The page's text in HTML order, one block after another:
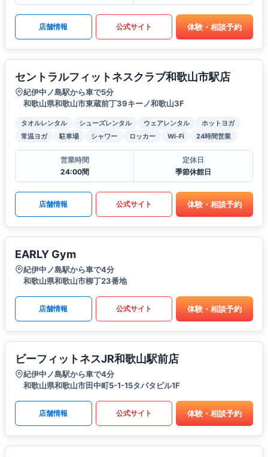
店舗情報 公式サイト 体験・相談予約
セントラルフィットネスクラブ和歌山市駅店
紀伊中ノ島駅から車で5分
和歌山県和歌山市東蔵前丁39キーノ和歌山3F
タオルレンタル シューズレンタル ウェアレンタル
ホットヨガ
常温ヨガ
駐車場 シャワー ロッカー Wi-Fi 24時間営業
営業時間
24:00間
定休日
季節休館日
店舗情報 公式サイト 体験・相談予約
EARLY Gym
紀伊中ノ島駅から車で4分
和歌山県和歌山市柳丁23番地
店舗情報 公式サイト 体験・相談予約
ビーフィットネスJR和歌山駅前店
紀伊中ノ島駅から車で4分
和歌山県和歌山市田中町5-1-15タバタビル1F
店舗情報 公式サイト 体験・相談予約